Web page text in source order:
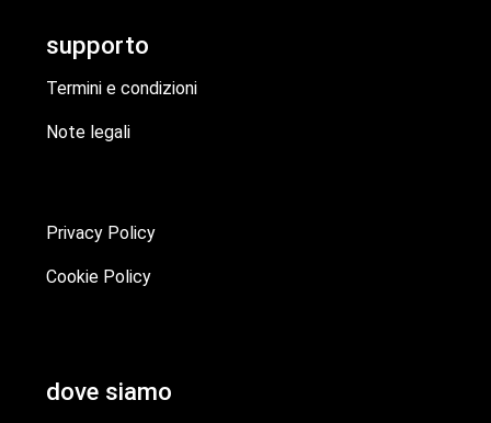
supporto
Termini e condizioni
Note legali
Privacy Policy
Cookie Policy
dove siamo